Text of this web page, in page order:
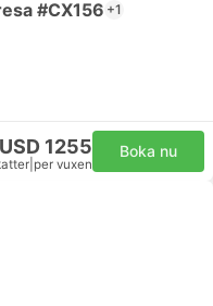
#CX156 +1
USD 1255
per vuxen
Boka nu